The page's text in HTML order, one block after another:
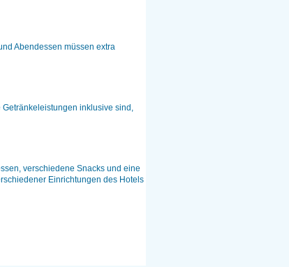
Abendessen müssen extra
inklusive sind,
verschiedene Snacks und eine
Einrichtungen des Hotels